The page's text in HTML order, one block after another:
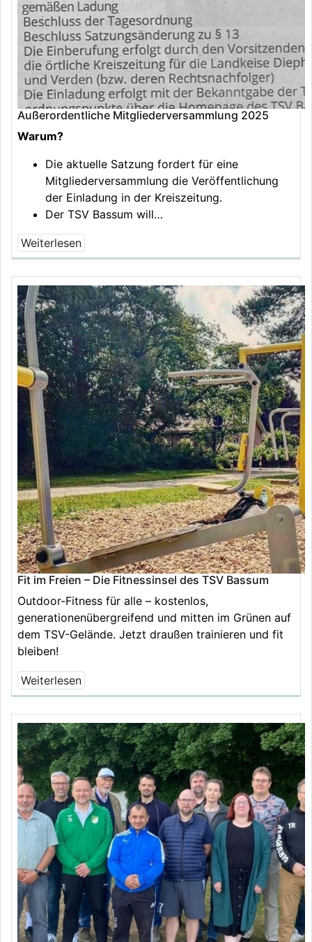
Außerordentliche Mitgliederversammlung 2025
Warum?
Die aktuelle Satzung fordert für eine
Mitgliederversammlung die Veröffentlichung
der Einladung in der Kreiszeitung.
Der TSV Bassum will…
Weiterlesen
Fit im Freien – Die Fitnessinsel des TSV Bassum
Outdoor-Fitness für alle – kostenlos,
generationenübergreifend und mitten im Grünen auf
dem TSV-Gelände. Jetzt draußen trainieren und fit
bleiben!
Weiterlesen